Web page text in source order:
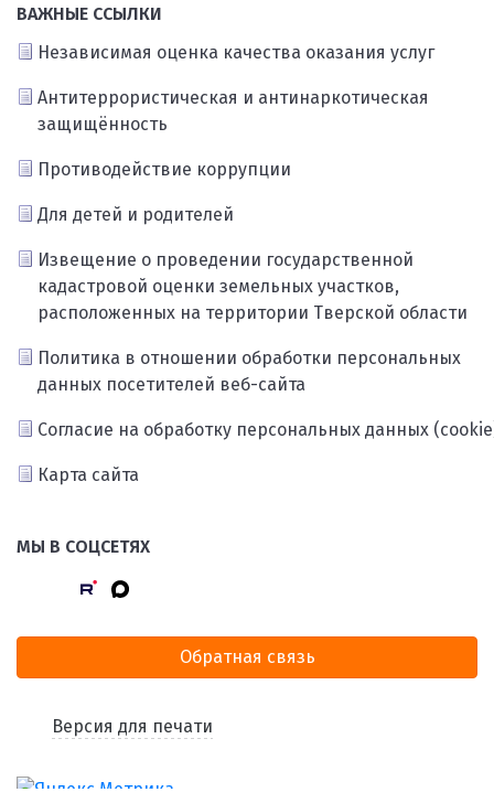
ВАЖНЫЕ ССЫЛКИ
Независимая оценка качества оказания услуг
Антитеррористическая и антинаркотическая
защищённость
Противодействие коррупции
Для детей и родителей
Извещение о проведении государственной
кадастровой оценки земельных участков,
расположенных на территории Тверской области
Политика в отношении обработки персональных
данных посетителей веб-сайта
Согласие на обработку персональных данных
Карта сайта
МЫ В СОЦСЕТЯХ
Обратная связь
Версия для печати